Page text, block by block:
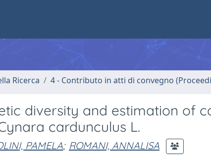
Ricerca 4 - Contributo in atti di convegno
diversity and estimation of
cardunculus L.
PAMELA; ROMANI, ANNALISA